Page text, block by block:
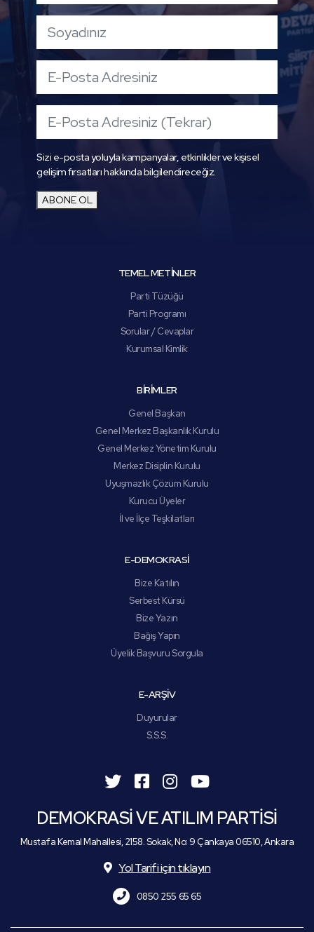
Sizi e-posta yoluyla kampanyalar, etkinlikler ve kişisel
gelişim fırsatları hakkında bilgilendireceğiz.
ABONE OL
TEMEL METİNLER
Parti Tüzüğü
Parti Programı
Sorular / Cevaplar
Kurumsal Kimlik
BİRİMLER
Genel Başkan
Genel Merkez Başkanlık Kurulu
Genel Merkez Yönetim Kurulu
Merkez Disiplin Kurulu
Uyuşmazlık Çözüm Kurulu
Kurucu Üyeler
İl ve İlçe Teşkilatları
E-DEMOKRASİ
Bize Katılın
Serbest Kürsü
Bize Yazın
Bağış Yapın
Üyelik Başvuru Sorgula
E-ARŞİV
Duyurular
S.S.S.
DEMOKRASİ VE ATILIM PARTİSİ
Mustafa Kemal Mahallesi, 2158. Sokak, No: 9 Çankaya 06510, Ankara
Yol Tarifi için tıklayın
0850 255 65 65